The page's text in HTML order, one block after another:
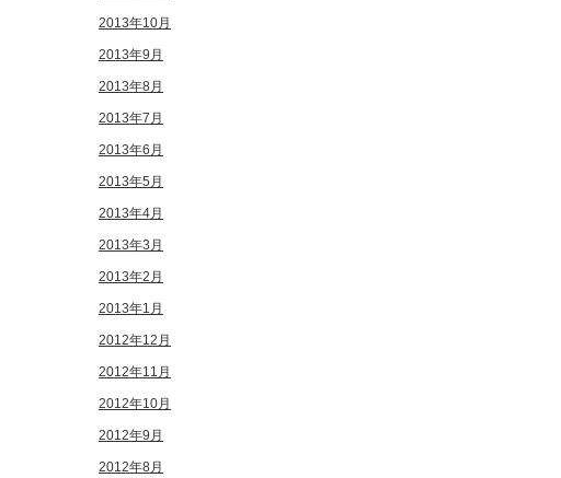
2013年10月
2013年9月
2013年8月
2013年7月
2013年6月
2013年5月
2013年4月
2013年3月
2013年2月
2013年1月
2012年12月
2012年11月
2012年10月
2012年9月
2012年8月